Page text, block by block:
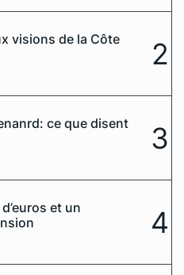
visions de la Côte
2
ce que disent
3
et un
4